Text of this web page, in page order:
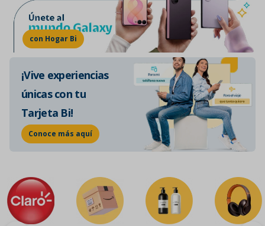
con Hogar Bi
¡Vive experiencias
únicas con tu
Tarjeta Bi!
Conoce más aquí